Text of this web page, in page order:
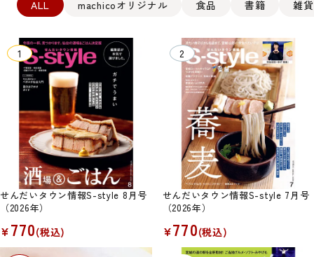
ALL machicoオリジナル 食品 書籍 雑
せんだいタウン情報S-style 8月号
（2026年）
¥770(税込)
せんだいタウン情報S-style 7月号
（2026年）
¥770(税込)